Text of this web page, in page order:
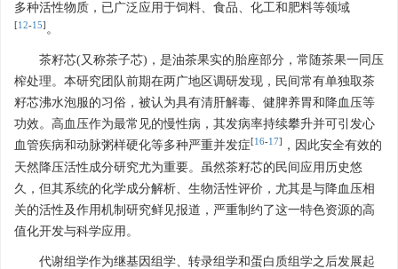
多种活性物质，已广泛应用于饲料、食品、化工和肥料等领域
[12-15] 。
茶籽芯(又称茶子芯)，是油茶果实的胎座部分，常随茶果一同压
榨处理。本研究团队前期在两广地区调研发现，民间常有单独取茶
籽芯沸水泡服的习俗，被认为具有清肝解毒、健脾养胃和降血压等
功效。高血压作为最常见的慢性病，其发病率持续攀升并可引发心
血管疾病和动脉粥样硬化等多种严重并发症[16-17]
，因此安全有效的
天然降压活性成分研究尤为重要。虽然茶籽芯的民间应用历史悠
久，但其系统的化学成分解析、生物活性评价，尤其是与降血压相
关的活性及作用机制研究鲜见报道，严重制约了这一特色资源的高
值化开发与科学应用。
代谢组学作为继基因组学、转录组学和蛋白质组学之后发展起